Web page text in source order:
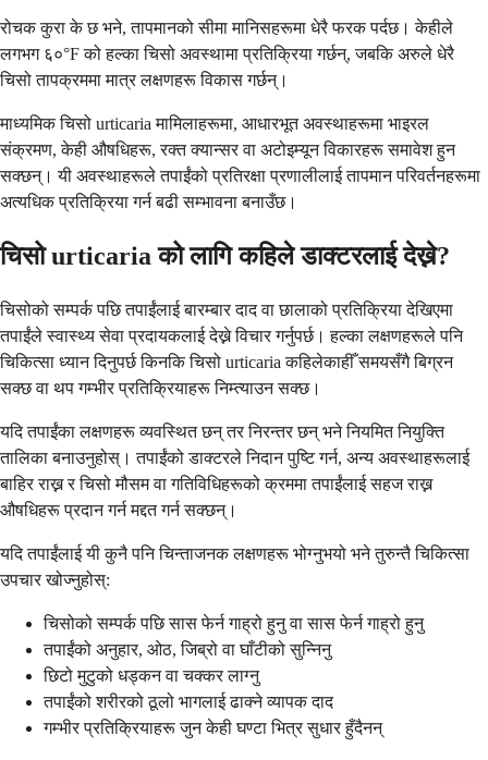
रोचक कुरा के छ भने, तापमानको सीमा मानिसहरूमा धेरै फरक पर्दछ। केहीले
लगभग ६०°F को हल्का चिसो अवस्थामा प्रतिक्रिया गर्छन्, जबकि अरुले धेरै
चिसो तापक्रममा मात्र लक्षणहरू विकास गर्छन्।
माध्यमिक चिसो urticaria मामिलाहरूमा, आधारभूत अवस्थाहरूमा भाइरल
संक्रमण, केही औषधिहरू, रक्त क्यान्सर वा अटोइम्यून विकारहरू समावेश हुन
सक्छन्। यी अवस्थाहरूले तपाईंको प्रतिरक्षा प्रणालीलाई तापमान परिवर्तनहरूमा
अत्यधिक प्रतिक्रिया गर्न बढी सम्भावना बनाउँछ।
चिसो urticaria को लागि कहिले डाक्टरलाई देख्ने?
चिसोको सम्पर्क पछि तपाईंलाई बारम्बार दाद वा छालाको प्रतिक्रिया देखिएमा
तपाईंले स्वास्थ्य सेवा प्रदायकलाई देख्ने विचार गर्नुपर्छ। हल्का लक्षणहरूले पनि
चिकित्सा ध्यान दिनुपर्छ किनकि चिसो urticaria कहिलेकाहीँ समयसँगै बिग्रन
सक्छ वा थप गम्भीर प्रतिक्रियाहरू निम्त्याउन सक्छ।
यदि तपाईंका लक्षणहरू व्यवस्थित छन् तर निरन्तर छन् भने नियमित नियुक्ति
तालिका बनाउनुहोस्। तपाईंको डाक्टरले निदान पुष्टि गर्न, अन्य अवस्थाहरूलाई
बाहिर राख्न र चिसो मौसम वा गतिविधिहरूको क्रममा तपाईंलाई सहज राख्न
औषधिहरू प्रदान गर्न मद्दत गर्न सक्छन्।
यदि तपाईंलाई यी कुनै पनि चिन्ताजनक लक्षणहरू भोग्नुभयो भने तुरुन्तै चिकित्सा
उपचार खोज्नुहोस्:
चिसोको सम्पर्क पछि सास फेर्न गाह्रो हुनु वा सास फेर्न गाह्रो हुनु
तपाईंको अनुहार, ओठ, जिब्रो वा घाँटीको सुन्निनु
छिटो मुटुको धड्कन वा चक्कर लाग्नु
तपाईंको शरीरको ठूलो भागलाई ढाक्ने व्यापक दाद
गम्भीर प्रतिक्रियाहरू जुन केही घण्टा भित्र सुधार हुँदैनन्